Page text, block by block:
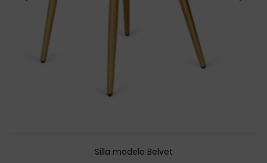
Silla modelo Belvet